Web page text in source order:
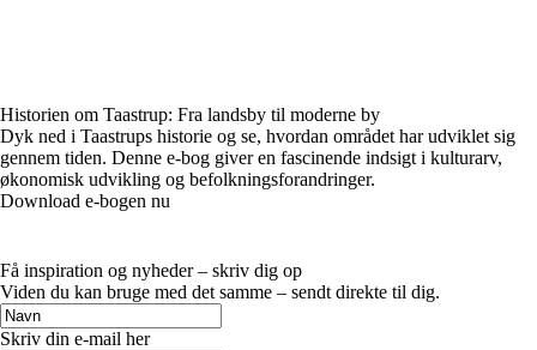
Historien om Taastrup: Fra landsby til moderne by
Dyk ned i Taastrups historie og se, hvordan området har udviklet sig
gennem tiden. Denne e-bog giver en fascinende indsigt i kulturarv,
økonomisk udvikling og befolkningsforandringer.
Download e-bogen nu
Få inspiration og nyheder – skriv dig op
Viden du kan bruge med det samme – sendt direkte til dig.
Skriv din e-mail her